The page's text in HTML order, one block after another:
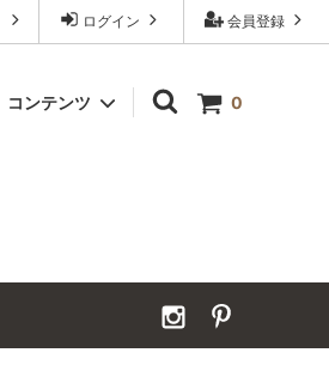
会員登録
ログイン
0
コンテンツ